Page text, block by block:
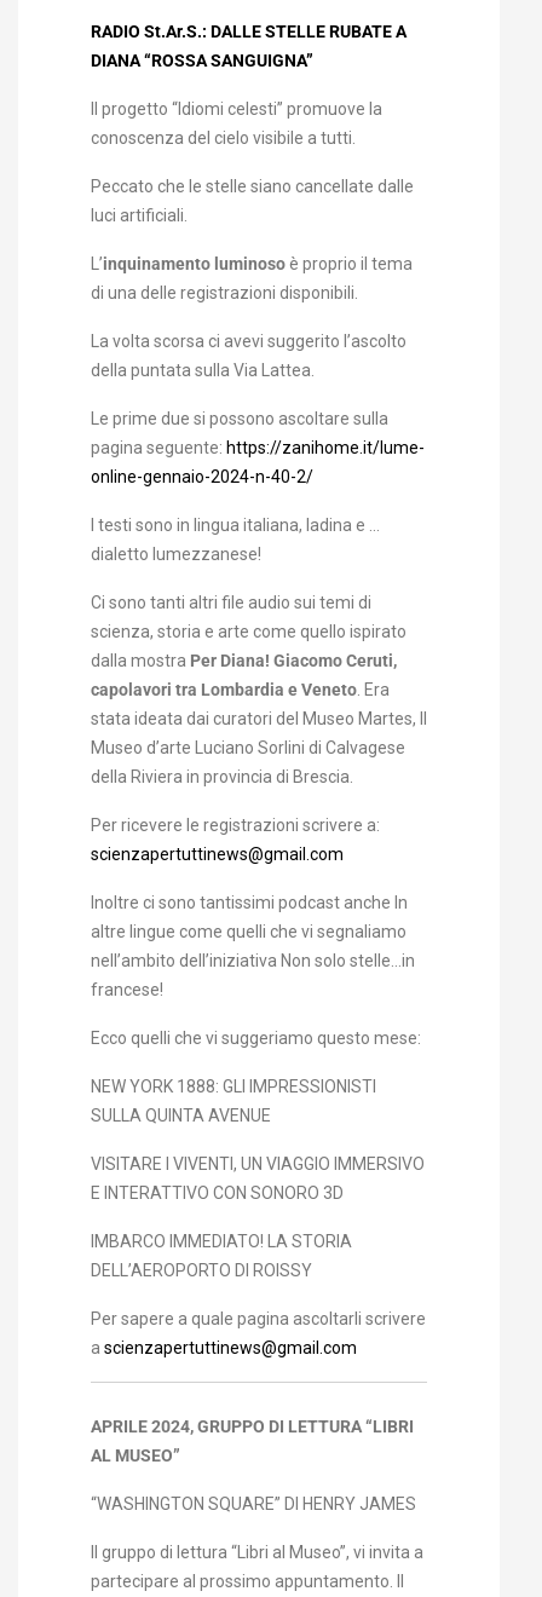
RADIO St.Ar.S.: DALLE STELLE RUBATE A
DIANA “ROSSA SANGUIGNA”
Il progetto “Idiomi celesti” promuove la
conoscenza del cielo visibile a tutti.
Peccato che le stelle siano cancellate dalle
luci artificiali.
L’inquinamento luminosoè proprio il tema
di una delle registrazioni disponibili.
La volta scorsa ci avevi suggerito l’ascolto
della puntata sulla Via Lattea.
Le prime due si possono ascoltare sulla
pagina seguente: https://zanihome.it/lume-
online-gennaio-2024-n-40-2/
I testi sono in lingua italiana, ladina e …
dialetto lumezzanese!
Ci sono tanti altri file audio sui temi di
scienza, storia e arte come quello ispirato
dalla mostra Per Diana! Giacomo Ceruti,
capolavori tra Lombardia e Veneto . Era
stata ideata dai curatori del Museo Martes, Il
Museo d’arte Luciano Sorlini di Calvagese
della Riviera in provincia di Brescia.
Per ricevere le registrazioni scrivere a:
scienzapertuttinews@gmail.com
Inoltre ci sono tantissimi podcast anche In
altre lingue come quelli che vi segnaliamo
nell’ambito dell’iniziativa Non solo stelle…in
francese!
Ecco quelli che vi suggeriamo questo mese:
NEW YORK 1888: GLI IMPRESSIONISTI
SULLA QUINTA AVENUE
VISITARE I VIVENTI, UN VIAGGIO IMMERSIVO
E INTERATTIVO CON SONORO 3D
IMBARCO IMMEDIATO! LA STORIA
DELL’AEROPORTO DI ROISSY
Per sapere a quale pagina ascoltarli scrivere
a scienzapertuttinews@gmail.com
APRILE 2024, GRUPPO DI LETTURA “LIBRI
AL MUSEO”
“WASHINGTON SQUARE” DI HENRY JAMES
Il gruppo di lettura “Libri al Museo”, vi invita a
partecipare al prossimo appuntamento. Il